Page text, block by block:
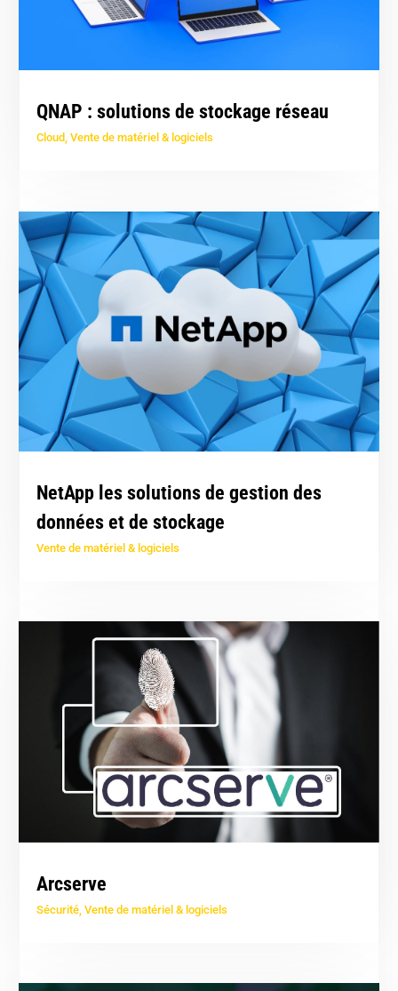
QNAP : solutions de stockage réseau
Cloud,Vente de matériel & logiciels
NetApp les solutions de gestion des
données et de stockage
Vente de matériel & logiciels
Arcserve
Sécurité ,Vente de matériel & logiciels